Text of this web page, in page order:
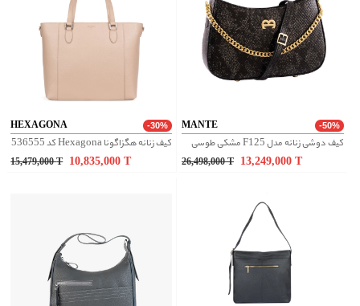
HEXAGONA -30%
کیف زنانه هگزاگونا Hexagona کد 536555
15,479,000 T 10,835,000
MANTE -50%
کیف دوشی زنانه مدل F125 مشکی طوسی
26,498,000 T 13,249,000